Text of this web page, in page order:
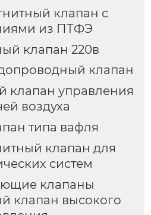
клапан с
из ПТФЭ
клапан 220в
клапан
клапан управления
воздуха
типа вафля
клапан для
систем
клапаны
клапан высокого